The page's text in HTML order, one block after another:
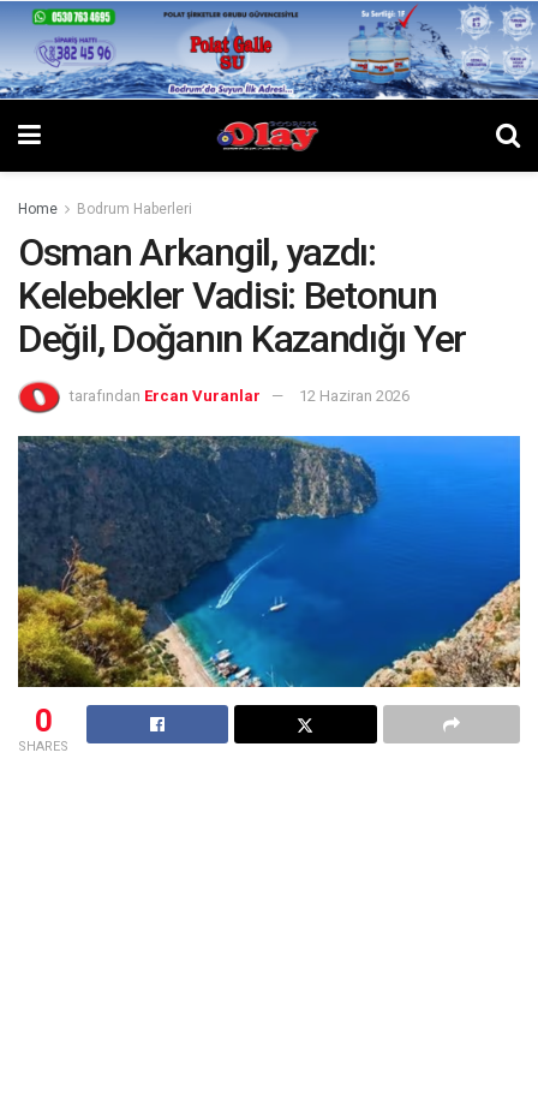
Home Bodrum Haberleri
Osman Arkangil, yazdı:
Kelebekler Vadisi: Betonun
Değil, Doğanın Kazandığı Yer
tarafından Ercan Vuranlar 12 Haziran 2026
0
SHARES